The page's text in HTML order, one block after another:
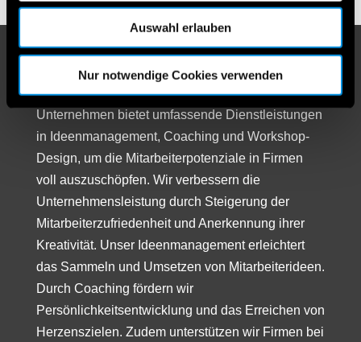
Auswahl erlauben
Nur notwendige Cookies verwenden
IdeenTEAM GesmbH
Unser in Niederösterreich ansässiges
Unternehmen bietet umfassende Dienstleistungen
in Ideenmanagement, Coaching und Workshop-
Design, um die Mitarbeiterpotenziale in Firmen
voll auszuschöpfen. Wir verbessern die
Unternehmensleistung durch Steigerung der
Mitarbeiterzufriedenheit und Anerkennung ihrer
Kreativität. Unser Ideenmanagement erleichtert
das Sammeln und Umsetzen von Mitarbeiterideen.
Durch Coaching fördern wir
Persönlichkeitsentwicklung und das Erreichen von
Herzenszielen. Zudem unterstützen wir Firmen bei